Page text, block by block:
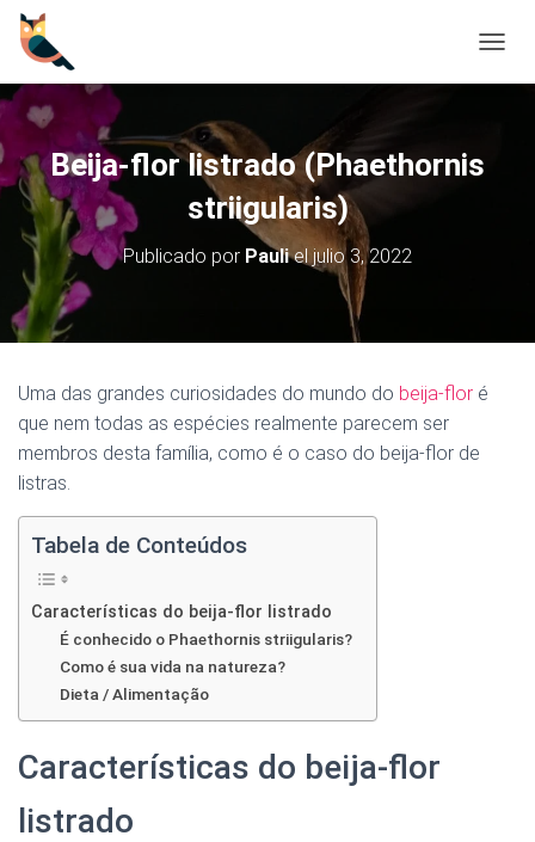
A
Beija-flor listrado (Phaethornis
striigularis)
Publicado por Pauliel julio 3, 2022
Uma das grandes curiosidades do mundo do beija-flor é
que nem todas as espécies realmente parecem ser
membros desta família, como é o caso do beija-flor de
listras.
Tabela de Conteúdos
Características do beija-flor listrado
É conhecido o Phaethornis striigularis?
Como é sua vida na natureza?
Dieta / Alimentação
Características do beija-flor
listrado